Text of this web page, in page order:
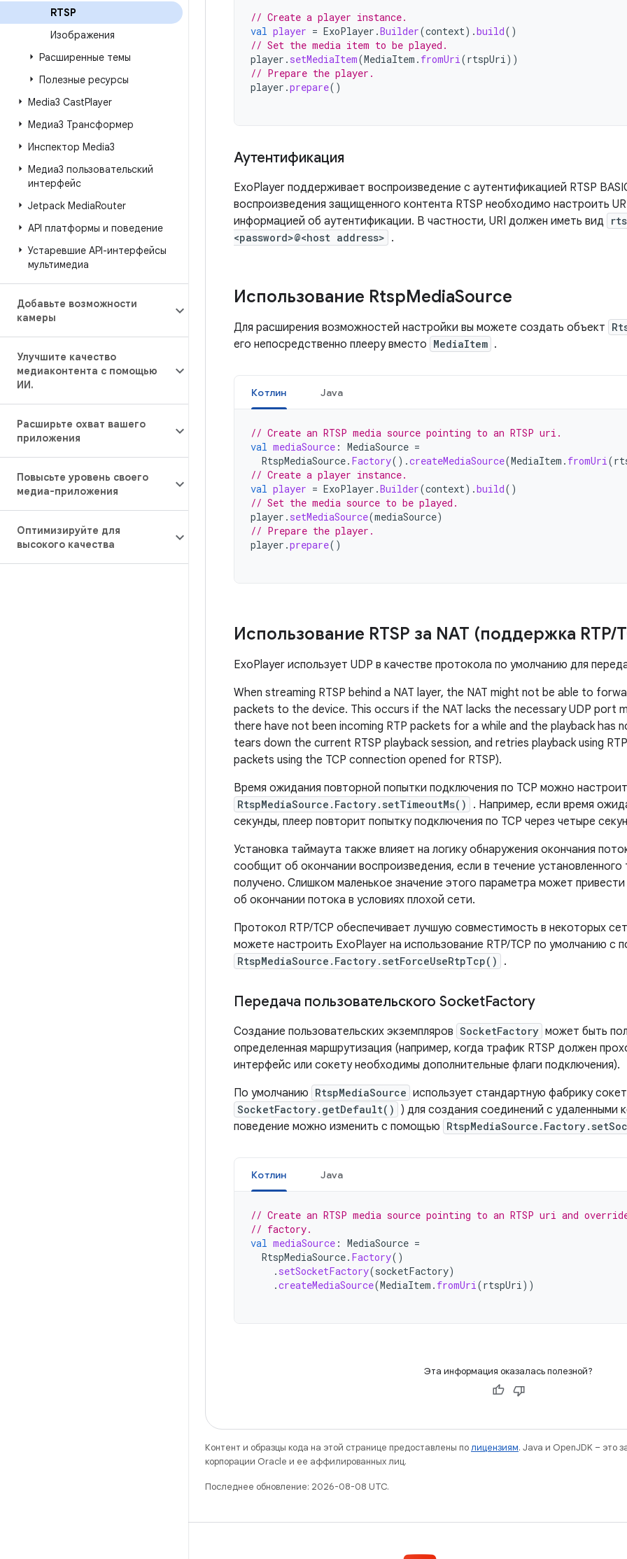
RTSP
Изображения
Расширенные темы
Полезные ресурсы
Media3 CastPlayer
Медиа3 Трансформер
Инспектор Media3
Медиа3 пользовательский
интерфейс
Jetpack MediaRouter
API платформы и поведение
Устаревшие API-интерфейсы
мультимедиа
Добавьте возможности
камеры
Улучшите качество
медиаконтента с помощью
ИИ.
Расширьте охват вашего
приложения
Повысьте уровень своего
медиа-приложения
Оптимизируйте для
высокого качества
// Create a player instance.
val player = ExoPlayer .Builder(context).build()
// Set the media item to be played.
player . setMediaItem(MediaItem . fromUri(rtspUri))
// Prepare the player.
player .prepare()
Аутентификация
ExoPlayer поддерживает воспроизведение с аутентификацией RTSP
воспроизведения защищенного контента RTSP необходимо настроить
информацией об аутентификации. В частности, URI должен иметь вид
<password>@<host address> .
Использование RtspMediaSource
Для расширения возможностей настройки вы можете создать объект
его непосредственно плееру вместо MediaItem .
Котлин Java
// Create an RTSP media source pointing to an RTSP uri.
val mediaSource : MediaSource =
RtspMediaSource. Factory().createMediaSource(MediaItem . fromUri(
// Create a player instance.
val player = ExoPlayer .Builder(context).build()
// Set the media source to be played.
player . setMediaSource(mediaSource)
// Prepare the player.
player .prepare()
Использование RTSP за NAT (поддержка RTP/
ExoPlayer использует UDP в качестве протокола по умолчанию для
When streaming RTSP behind a NAT layer, the NAT might not be able to
packets to the device. This occurs if the NAT lacks the necessary UDP port
there have not been incoming RTP packets for a while and the playback has
tears down the current RTSP playback session, and retries playback using
packets using the TCP connection opened for RTSP).
Время ожидания повторной попытки подключения по TCP можно
RtspMediaSource.Factory.setTimeoutMs()
. Например, если время
секунды, плеер повторит попытку подключения по TCP через четыре
Установка таймаута также влияет на логику обнаружения окончания
сообщит об окончании воспроизведения, если в течение установленного
получено. Слишком маленькое значение этого параметра может
об окончании потока в условиях плохой сети.
Протокол RTP/TCP обеспечивает лучшую совместимость в некоторых
можете настроить ExoPlayer на использование RTP/TCP по умолчанию с
RtspMediaSource.Factory.setForceUseRtpTcp() .
Передача пользовательского SocketFactory
Создание пользовательских экземпляров SocketFactory может быть
определенная маршрутизация (например, когда трафик RTSP должен
интерфейс или сокету необходимы дополнительные флаги подключения).
По умолчанию RtspMediaSource использует стандартную фабрику
SocketFactory.getDefault()
) для создания соединений с удаленными
поведение можно изменить с помощью
Котлин Java
// Create an RTSP media source pointing to an RTSP uri and
// factory.
val mediaSource : MediaSource =
RtspMediaSource. Factory()
. setSocketFactory(socketFactory)
.createMediaSource(MediaItem . fromUri(rtspUri))
Эта информация оказалась полезной?
Контент и образцы кода на этой странице предоставлены полицензиям. Java и OpenJDK – это
корпорации Oracle и ее аффилированных лиц.
Последнее обновление: 2026-08-08 UTC.